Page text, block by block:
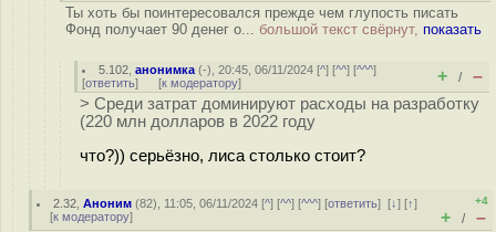
Ты хоть бы поинтересовался прежде чем глупость писать
Фонд получает 90 денег о... большой текст свёрнут, показать
5.102 ,анонимка (-), 20:45, 06/11/2024 [^] [^^] [^^^]
[ответить] [к модератору] + / –
> Среди затрат доминируют расходы на разработку
(220 млн долларов в 2022 году
что?)) серьёзно, лиса столько стоит?
2.32 ,Аноним (82), 11:05, 06/11/2024 [^] [^^] [^^^] [ответить][↓] [↑]
[к модератору]
+4
+ / –